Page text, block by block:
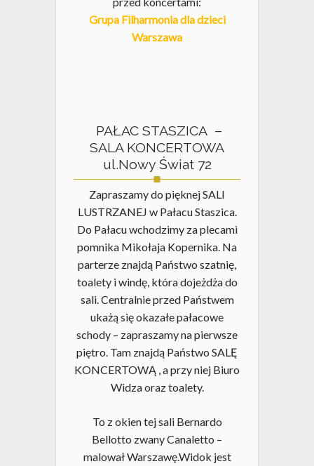
Grupa Filharmonia dla dzieci
Warszawa
PAŁAC STASZICA –
SALA KONCERTOWA
ul.Nowy Świat 72
Zapraszamy do pięknej SALI
LUSTRZANEJ w Pałacu Staszica.
Do Pałacu wchodzimy za plecami
pomnika Mikołaja Kopernika. Na
parterze znajdą Państwo szatnię,
toalety i windę, która dojeżdża do
sali. Centralnie przed Państwem
ukażą się okazałe pałacowe
schody – zapraszamy na pierwsze
piętro. Tam znajdą Państwo SALĘ
KONCERTOWĄ , a przy niej Biuro
Widza oraz toalety.
To z okien tej sali Bernardo
Bellotto zwany Canaletto –
malował Warszawę.Widok jest